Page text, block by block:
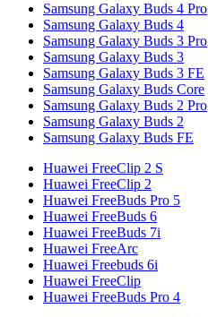
Samsung Galaxy Buds 4 Pro
Samsung Galaxy Buds 4
Samsung Galaxy Buds 3 Pro
Samsung Galaxy Buds 3
Samsung Galaxy Buds 3 FE
Samsung Galaxy Buds Core
Samsung Galaxy Buds 2 Pro
Samsung Galaxy Buds 2
Samsung Galaxy Buds FE
Huawei FreeClip 2 S
Huawei FreeClip 2
Huawei FreeBuds Pro 5
Huawei FreeBuds 6
Huawei FreeBuds 7i
Huawei FreeArc
Huawei Freebuds 6i
Huawei FreeClip
Huawei FreeBuds Pro 4